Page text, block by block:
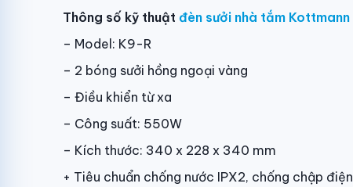
Thông số kỹ thuật đèn sưởi nhà tắm Kottmann
– Model: K9-R
– 2 bóng sưởi hồng ngoại vàng
– Điều khiển từ xa
– Công suất: 550W
– Kích thước: 340 x 228 x 340 mm
+ Tiêu chuẩn chống nước IPX2, chống chập điện